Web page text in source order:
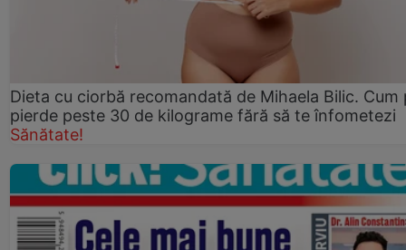
Dieta cu ciorbă recomandată de Mihaela Bilic. Cum
pierde peste 30 de kilograme fără să te înfometezi
Sănătate!